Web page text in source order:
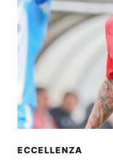
ECCELLENZA